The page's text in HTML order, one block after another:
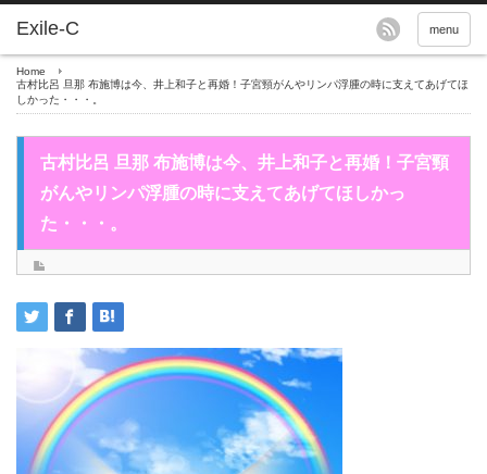
menu
Home
古村比呂 旦那 布施博は今、井上和子と再婚！子宮頸がんやリンパ浮腫の時に支えてあげてほ
しかった・・・。
古村比呂 旦那 布施博は今、井上和子と再婚！子宮頸
がんやリンパ浮腫の時に支えてあげてほしかっ
た・・・。